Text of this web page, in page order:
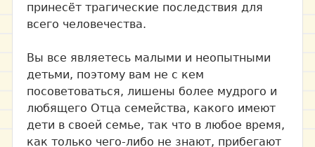
принесёт трагические последствия для
всего человечества.
Вы все являетесь малыми и неопытными
детьми, поэтому вам не с кем
посоветоваться, лишены более мудрого и
любящего Отца семейства, какого имеют
дети в своей семье, так что в любое время,
как только чего-либо не знают, прибегают